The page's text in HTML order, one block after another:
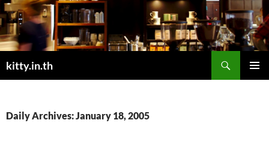
Skip
to
content
kitty.in.th
Daily Archives: January 18, 2005